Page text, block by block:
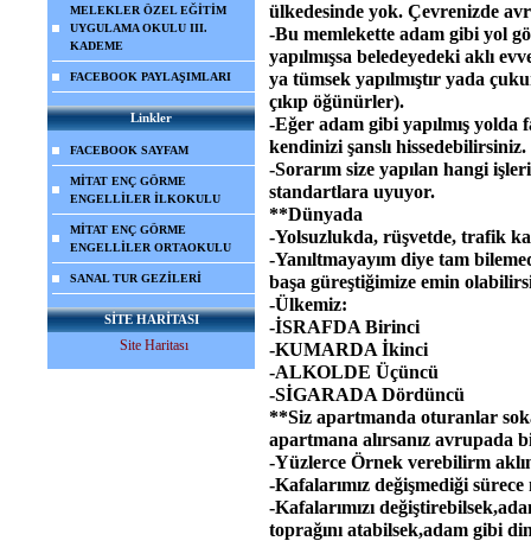
MELEKLER ÖZEL EĞİTİM
UYGULAMA OKULU III.
KADEME
FACEBOOK PAYLAŞIMLARI
Linkler
FACEBOOK SAYFAM
MİTAT ENÇ GÖRME
ENGELLİLER İLKOKULU
MİTAT ENÇ GÖRME
ENGELLİLER ORTAOKULU
SANAL TUR GEZİLERİ
SİTE HARİTASI
Site Haritası
ülkedesinde yok. Çevrenizde
-Bu memlekette adam gibi yol
yapılmışsa beledeyedeki aklı
ya tümsek yapılmıştır yada
çıkıp öğünürler).
-Eğer adam gibi yapılmış yolda
kendinizi şanslı hissedebilirsiniz.
-Sorarım size yapılan hangi
standartlara uyuyor.
**Dünyada
-Yolsuzlukda, rüşvetde, trafik
-Yanıltmayayım diye tam
başa güreştiğimize emin
-Ülkemiz:
-İSRAFDA Birinci
-KUMARDA İkinci
-ALKOLDE Üçüncü
-SİGARADA Dördüncü
**Siz apartmanda oturanlar
apartmana alırsanız avrupada
-Yüzlerce Örnek verebilirm
-Kafalarımız değişmediği
-Kafalarımızı
toprağını atabilsek,adam gibi